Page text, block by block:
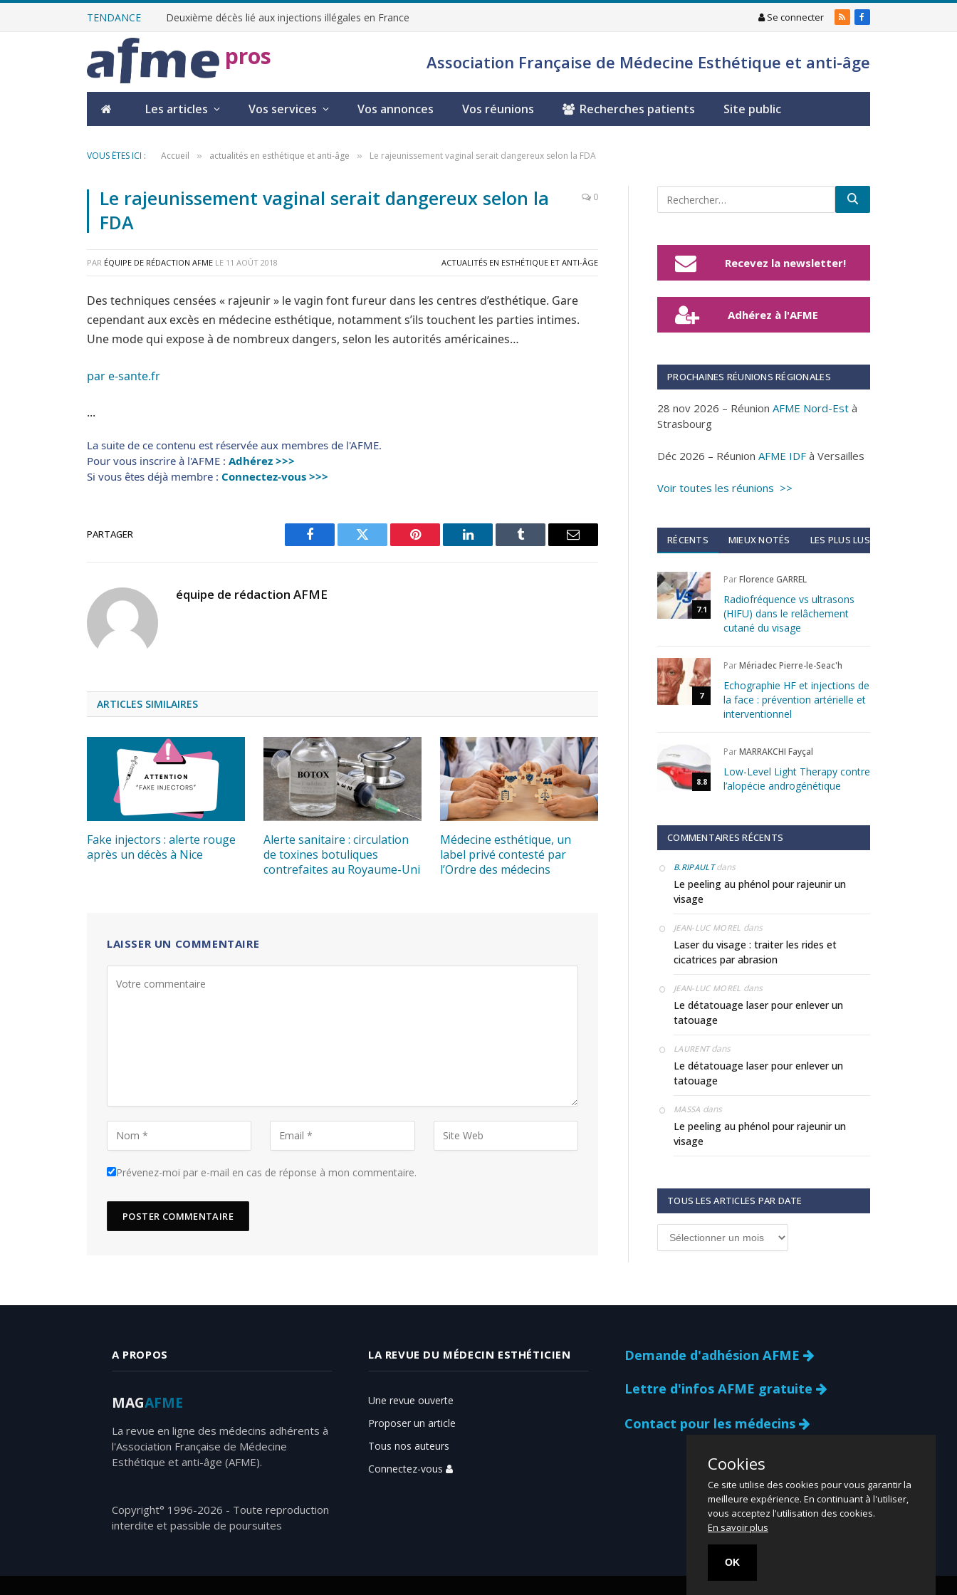
TENDANCE Deuxième décès lié aux injections illégales en France Se connecter RSSFacebook
pros Association Française de Médecine Esthétique et anti-âge
Les articles Vos services Vos annonces Vos réunions Recherches patients Site public
VOUS ÊTES ICI : Accueil » actualités en esthétique et anti-âge » Le rajeunissement vaginal serait dangereux selon la FDA
Le rajeunissement vaginal serait dangereux selon la
FDA
0
PAR ÉQUIPE DE RÉDACTION AFME LE 11 AOÛT 2018 ACTUALITÉS EN ESTHÉTIQUE ET ANTI-ÂGE
Des techniques censées « rajeunir » le vagin font fureur dans les centres d’esthétique. Gare
cependant aux excès en médecine esthétique, notamment s’ils touchent les parties intimes.
Une mode qui expose à de nombreux dangers, selon les autorités américaines…
par e-sante.fr
...
La suite de ce contenu est réservée aux membres de l'AFME.
Pour vous inscrire à l'AFME : Adhérez >>>
Si vous êtes déjà membre : Connectez-vous >>>
PARTAGER
Facebook Twitter Pinterest LinkedIn Tumblr Email
équipe de rédaction AFME
ARTICLES SIMILAIRES
Fake injectors : alerte rouge
après un décès à Nice
Alerte sanitaire : circulation
de toxines botuliques
contrefaites au Royaume-Uni
Médecine esthétique, un
label privé contesté par
l’Ordre des médecins
LAISSER UN COMMENTAIRE
Prévenez-moi par e-mail en cas de réponse à mon commentaire.
Recevez la newsletter!
Adhérez à l'AFME
PROCHAINES RÉUNIONS RÉGIONALES
28 nov 2026 – Réunion AFME Nord-Est à
Strasbourg
Déc 2026 – Réunion AFME IDF à Versailles
Voir toutes les réunions >>
RÉCENTS MIEUX NOTÉS LES PLUS LUS
7.1
ParFlorence GARREL
Radiofréquence vs ultrasons
(HIFU) dans le relâchement
cutané du visage
7
ParMériadec Pierre-le-Seac'h
Echographie HF et injections de
la face : prévention artérielle et
interventionnel
8.8
ParMARRAKCHI Fayçal
Low-Level Light Therapy contre
l’alopécie androgénétique
COMMENTAIRES RÉCENTS
B.RIPAULTdans
Le peeling au phénol pour rajeunir un
visage
JEAN-LUC MOREL dans
Laser du visage : traiter les rides et
cicatrices par abrasion
JEAN-LUC MOREL dans
Le détatouage laser pour enlever un
tatouage
LAURENTdans
Le détatouage laser pour enlever un
tatouage
MASSA dans
Le peeling au phénol pour rajeunir un
visage
TOUS LES ARTICLES PAR DATE
Tous
A PROPOS
MAGAFME
La revue en ligne des médecins adhérents à
l'Association Française de Médecine
Esthétique et anti-âge (AFME).
Copyright° 1996-2026 - Toute reproduction
interdite et passible de poursuites
LA REVUE DU MÉDECIN ESTHÉTICIEN
Une revue ouverte
Proposer un article
Tous nos auteurs
Connectez-vous
Demande d'adhésion AFME
Lettre d'infos AFME gratuite
Contact pour les médecins
Cookies
Ce site utilise des cookies pour vous garantir la
meilleure expérience. En continuant à l'utiliser,
vous acceptez l'utilisation des cookies.
En savoir plus
OK